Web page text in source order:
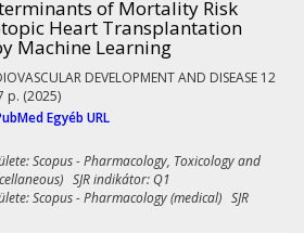
of Mortality Risk
Heart Transplantation
Machine Learning
DEVELOPMENT AND DISEASE 12
p. (2025)
Egyéb URL
Scopus - Pharmacology, Toxicology and
SJR indikátor: Q1
Scopus - Pharmacology (medical) SJR